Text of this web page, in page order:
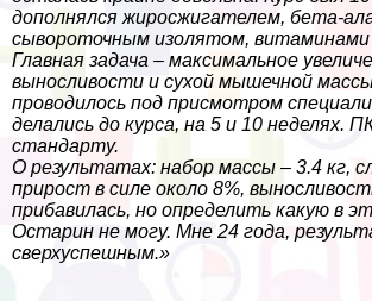
дополнялся жиросжигателем, бета-
сывороточным изолятом, витаминами
Главная задача – максимальное
выносливости и сухой мышечной
проводилось под присмотром
делались до курса, на 5 и 10 неделях.
стандарту.
О результатах: набор массы – 3.4 кг,
прирост в силе около 8%,
прибавилась, но определить какую в
Остарин не могу. Мне 24 года,
сверхуспешным.»